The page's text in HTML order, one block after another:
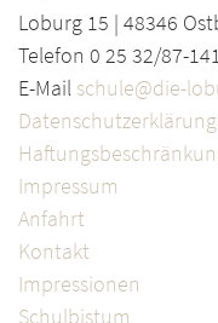
Loburg 15 | 48346
Telefon 0 25 32/87-
E-Mail schule@die-
Datenschutzerklärung
Impressum
Anfahrt
Kontakt
Impressionen
Schulbistum